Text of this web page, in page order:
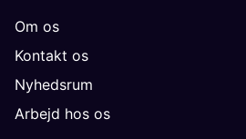
Om os
Kontakt os
Nyhedsrum
Arbejd hos os